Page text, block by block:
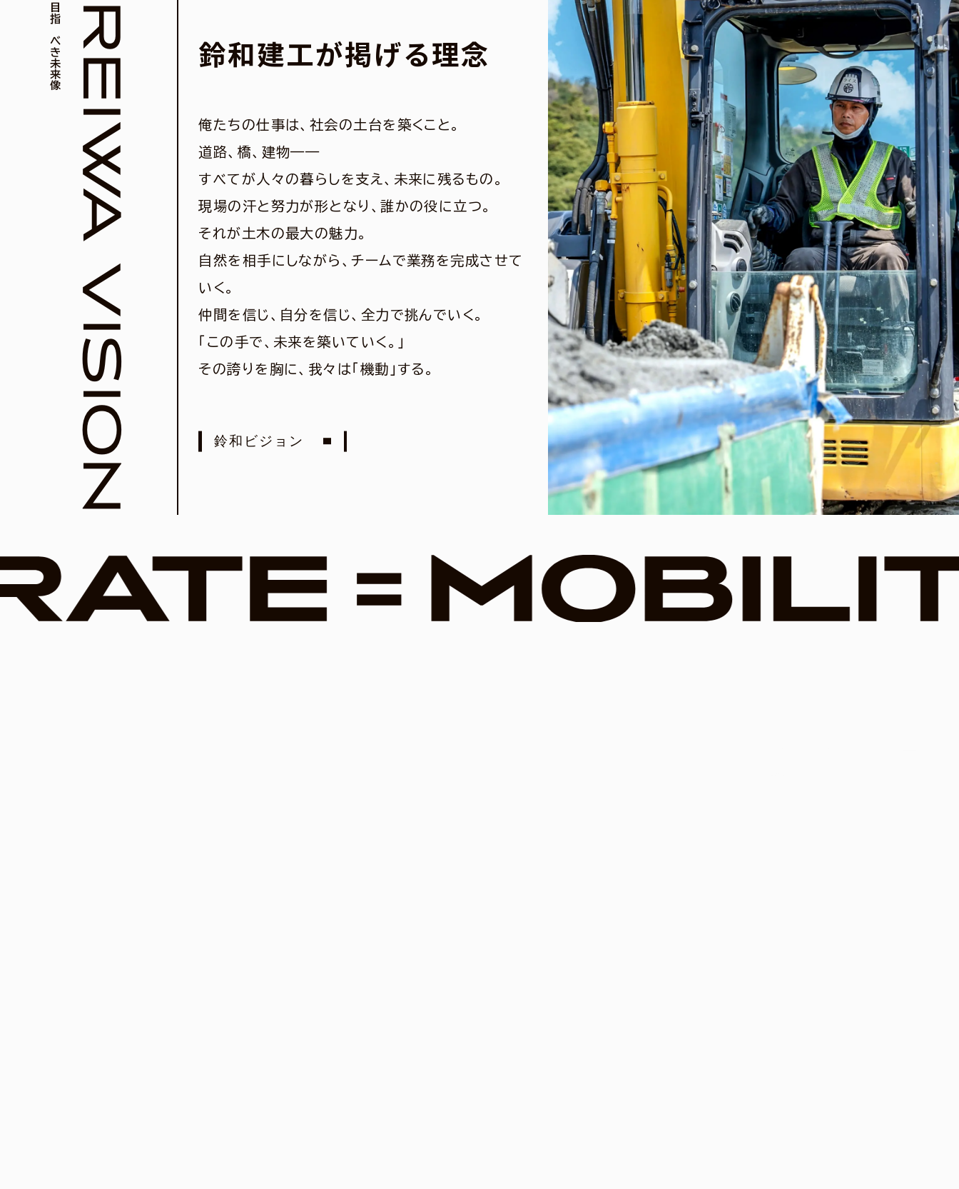
REIWA VISION
目指すべき未来像 鈴和建工が掲げる理念
俺たちの仕事は、社会の土台を築くこと。
道路、橋、建物——
すべてが人々の暮らしを支え、未来に残るもの。
現場の汗と努力が形となり、誰かの役に立つ。
それが土木の最大の魅力。
自然を相手にしながら、チームで業務を完成させて
いく。
仲間を信じ、自分を信じ、全力で挑んでいく。
「この手で、未来を築いていく。」
その誇りを胸に、我々は「機動」する。
鈴和ビジョン